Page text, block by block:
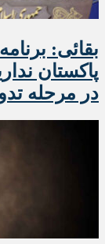
بقائی:
پاکستان
در مرحله